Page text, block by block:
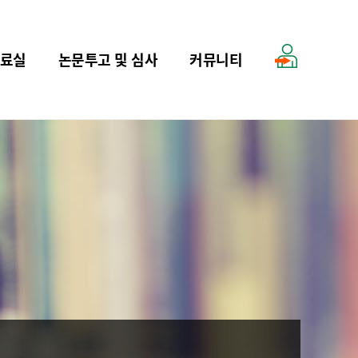
실 논문투고 및 심사 커뮤니티